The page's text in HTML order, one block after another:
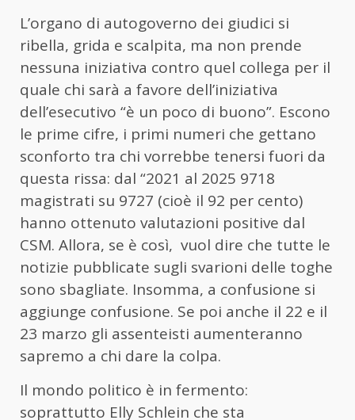
L’organo di autogoverno dei giudici si
ribella, grida e scalpita, ma non prende
nessuna iniziativa contro quel collega per il
quale chi sarà a favore dell’iniziativa
dell’esecutivo “è un poco di buono”. Escono
le prime cifre, i primi numeri che gettano
sconforto tra chi vorrebbe tenersi fuori da
questa rissa: dal “2021 al 2025 9718
magistrati su 9727 (cioè il 92 per cento)
hanno ottenuto valutazioni positive dal
CSM. Allora, se è così, vuol dire che tutte le
notizie pubblicate sugli svarioni delle toghe
sono sbagliate. Insomma, a confusione si
aggiunge confusione. Se poi anche il 22 e il
23 marzo gli assenteisti aumenteranno
sapremo a chi dare la colpa.
Il mondo politico è in fermento:
soprattutto Elly Schlein che sta